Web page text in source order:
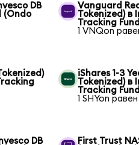
DB
(Ondo
Vanguard
Tokenized) в
Tracking
1 VNQon
iShares 1-3
Tokenized) в
Tracking
1 SHYon
DB
First Trust